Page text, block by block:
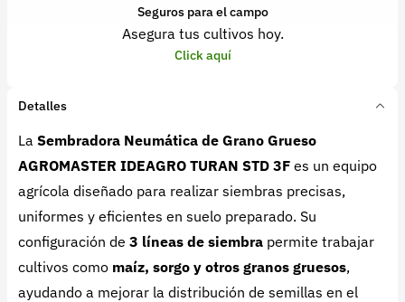
Seguros para el campo
Asegura tus cultivos hoy.
Click aquí
Detalles
La Sembradora Neumática de Grano Grueso
AGROMASTER IDEAGRO TURAN STD 3F es un equipo
agrícola diseñado para realizar siembras precisas,
uniformes y eficientes en suelo preparado. Su
configuración de 3 líneas de siembra permite trabajar
cultivos como maíz, sorgo y otros granos gruesos,
ayudando a mejorar la distribución de semillas en el